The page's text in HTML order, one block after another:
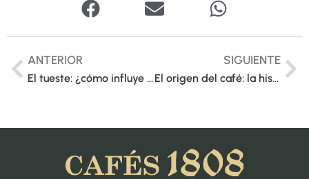
ANTERIOR
El tueste: ¿cómo influye en el sabor y el aroma del café?
SIGUIENTE
El origen del café: la historia detrás de tu taza